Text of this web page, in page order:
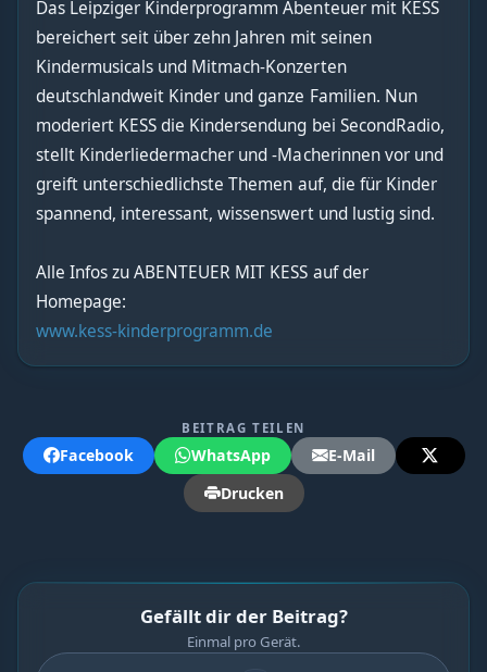
Das Leipziger Kinderprogramm Abenteuer mit KESS
bereichert seit über zehn Jahren mit seinen
Kindermusicals und Mitmach-Konzerten
deutschlandweit Kinder und ganze Familien. Nun
moderiert KESS die Kindersendung bei SecondRadio,
stellt Kinderliedermacher und -Macherinnen vor und
greift unterschiedlichste Themen auf, die für Kinder
spannend, interessant, wissenswert und lustig sind.
Alle Infos zu ABENTEUER MIT KESS auf der
Homepage:
www.kess-kinderprogramm.de
BEITRAG TEILEN
Facebook WhatsApp
E-Mail
Drucken
Gefällt dir der Beitrag?
Einmal pro Gerät.